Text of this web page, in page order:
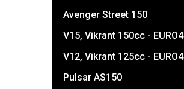
Avenger Street 150
V15, Vikrant 150cc - EURO4
V12, Vikrant 125cc - EURO4
Pulsar AS150